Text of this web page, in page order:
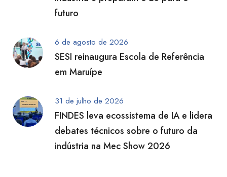
futuro
6 de agosto de 2026
SESI reinaugura Escola de Referência
em Maruípe
31 de julho de 2026
FINDES leva ecossistema de IA e lidera
debates técnicos sobre o futuro da
indústria na Mec Show 2026